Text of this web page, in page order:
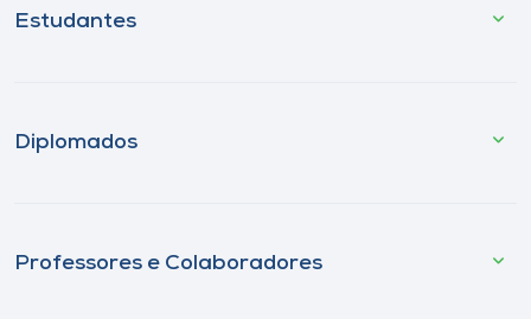
Estudantes
Diplomados
Professores e Colaboradores